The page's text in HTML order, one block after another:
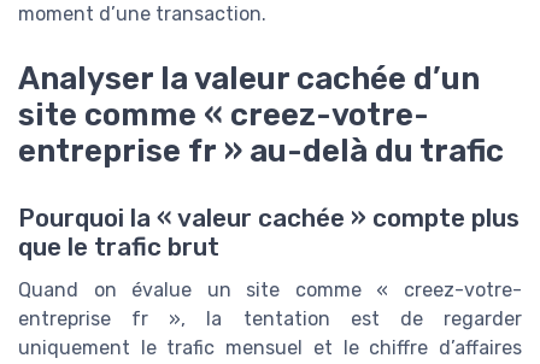
moment d’une transaction.
Analyser la valeur cachée d’un
site comme « creez-votre-
entreprise fr » au-delà du trafic
Pourquoi la « valeur cachée » compte plus
que le trafic brut
Quand on évalue un site comme « creez-votre-
entreprise fr », la tentation est de regarder
uniquement le trafic mensuel et le chiffre d’affaires